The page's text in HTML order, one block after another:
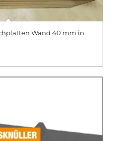
Wand 40 mm in